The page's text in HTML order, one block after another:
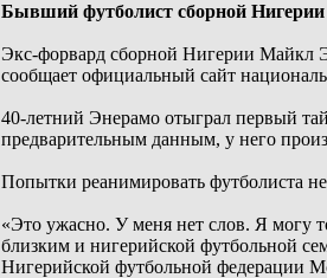
Бывший футболист сборной
Экс-форвард сборной Нигерии Майкл
сообщает официальный сайт
40-летний Энерамо отыграл первый
предварительным данным, у него
Попытки реанимировать футболиста
«Это ужасно. У меня нет слов. Я могу
близким и нигерийской футбольной
Нигерийской футбольной федерации